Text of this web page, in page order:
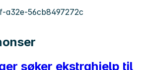
a32e-56cb8497272c
søker ekstrahjelp til